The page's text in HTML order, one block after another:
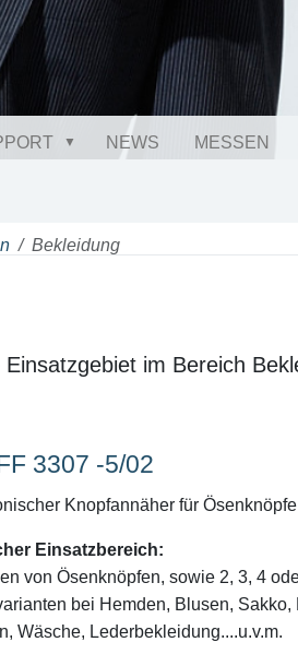
NEWS MESSEN
Bekleidung
im Bereich
3307 -5/02
Knopfannäher für
Einsatzbereich:
von Ösenknöpfen, sowie 2, 3, 4
bei Hemden, Blusen, Sakko,
Wäsche, Lederbekleidung....u.v.m.